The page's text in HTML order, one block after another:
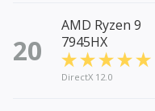
20
AMD Ryzen 9
7945HX
DirectX 12.0